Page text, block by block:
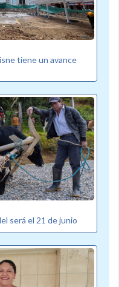
tiene un avance
será el 21 de junio